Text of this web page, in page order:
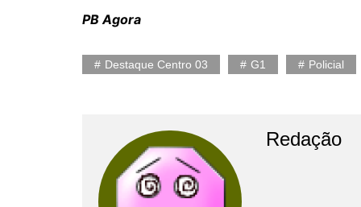
PB Agora
Destaque Centro 03 G1 Policial
Redação